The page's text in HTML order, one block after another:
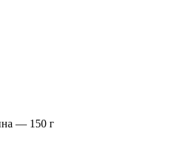
— 150 г